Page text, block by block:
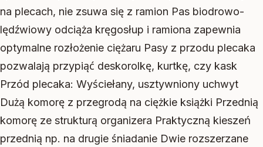
na plecach, nie zsuwa się z ramion Pas biodrowo-
lędźwiowy odciąża kręgosłup i ramiona zapewnia
optymalne rozłożenie ciężaru Pasy z przodu plecaka
pozwalają przypiąć deskorolkę, kurtkę, czy kask
Przód plecaka: Wyściełany, usztywniony uchwyt
Dużą komorę z przegrodą na ciężkie książki Przednią
komorę ze strukturą organizera Praktyczną kieszeń
przednią np. na drugie śniadanie Dwie rozszerzane